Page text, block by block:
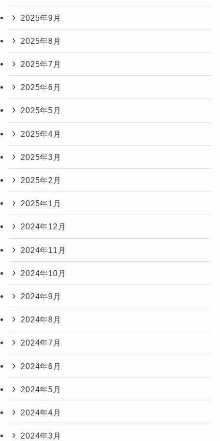
2025年9月
2025年8月
2025年7月
2025年6月
2025年5月
2025年4月
2025年3月
2025年2月
2025年1月
2024年12月
2024年11月
2024年10月
2024年9月
2024年8月
2024年7月
2024年6月
2024年5月
2024年4月
2024年3月